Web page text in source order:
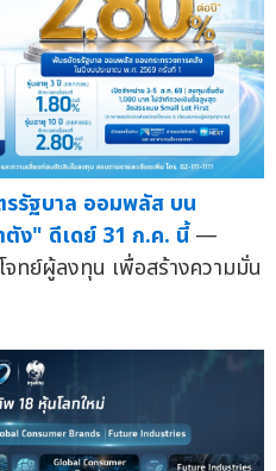
รัฐบาล ออมพลัส บน
ง" ดีเดย์ 31 ก.ค. นี้ —
จทย์ผู้ลงทุน เพื่อสร้างความมั่น